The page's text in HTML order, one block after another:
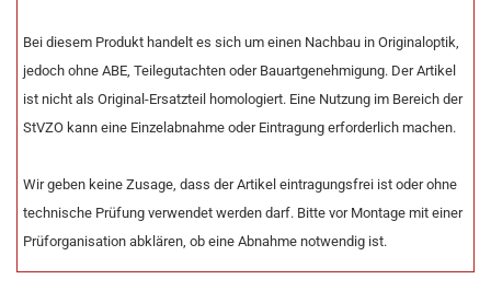
Bei diesem Produkt handelt es sich um einen Nachbau in Originaloptik,
jedoch ohne ABE, Teilegutachten oder Bauartgenehmigung. Der Artikel
ist nicht als Original-Ersatzteil homologiert. Eine Nutzung im Bereich der
StVZO kann eine Einzelabnahme oder Eintragung erforderlich machen.
Wir geben keine Zusage, dass der Artikel eintragungsfrei ist oder ohne
technische Prüfung verwendet werden darf. Bitte vor Montage mit einer
Prüforganisation abklären, ob eine Abnahme notwendig ist.